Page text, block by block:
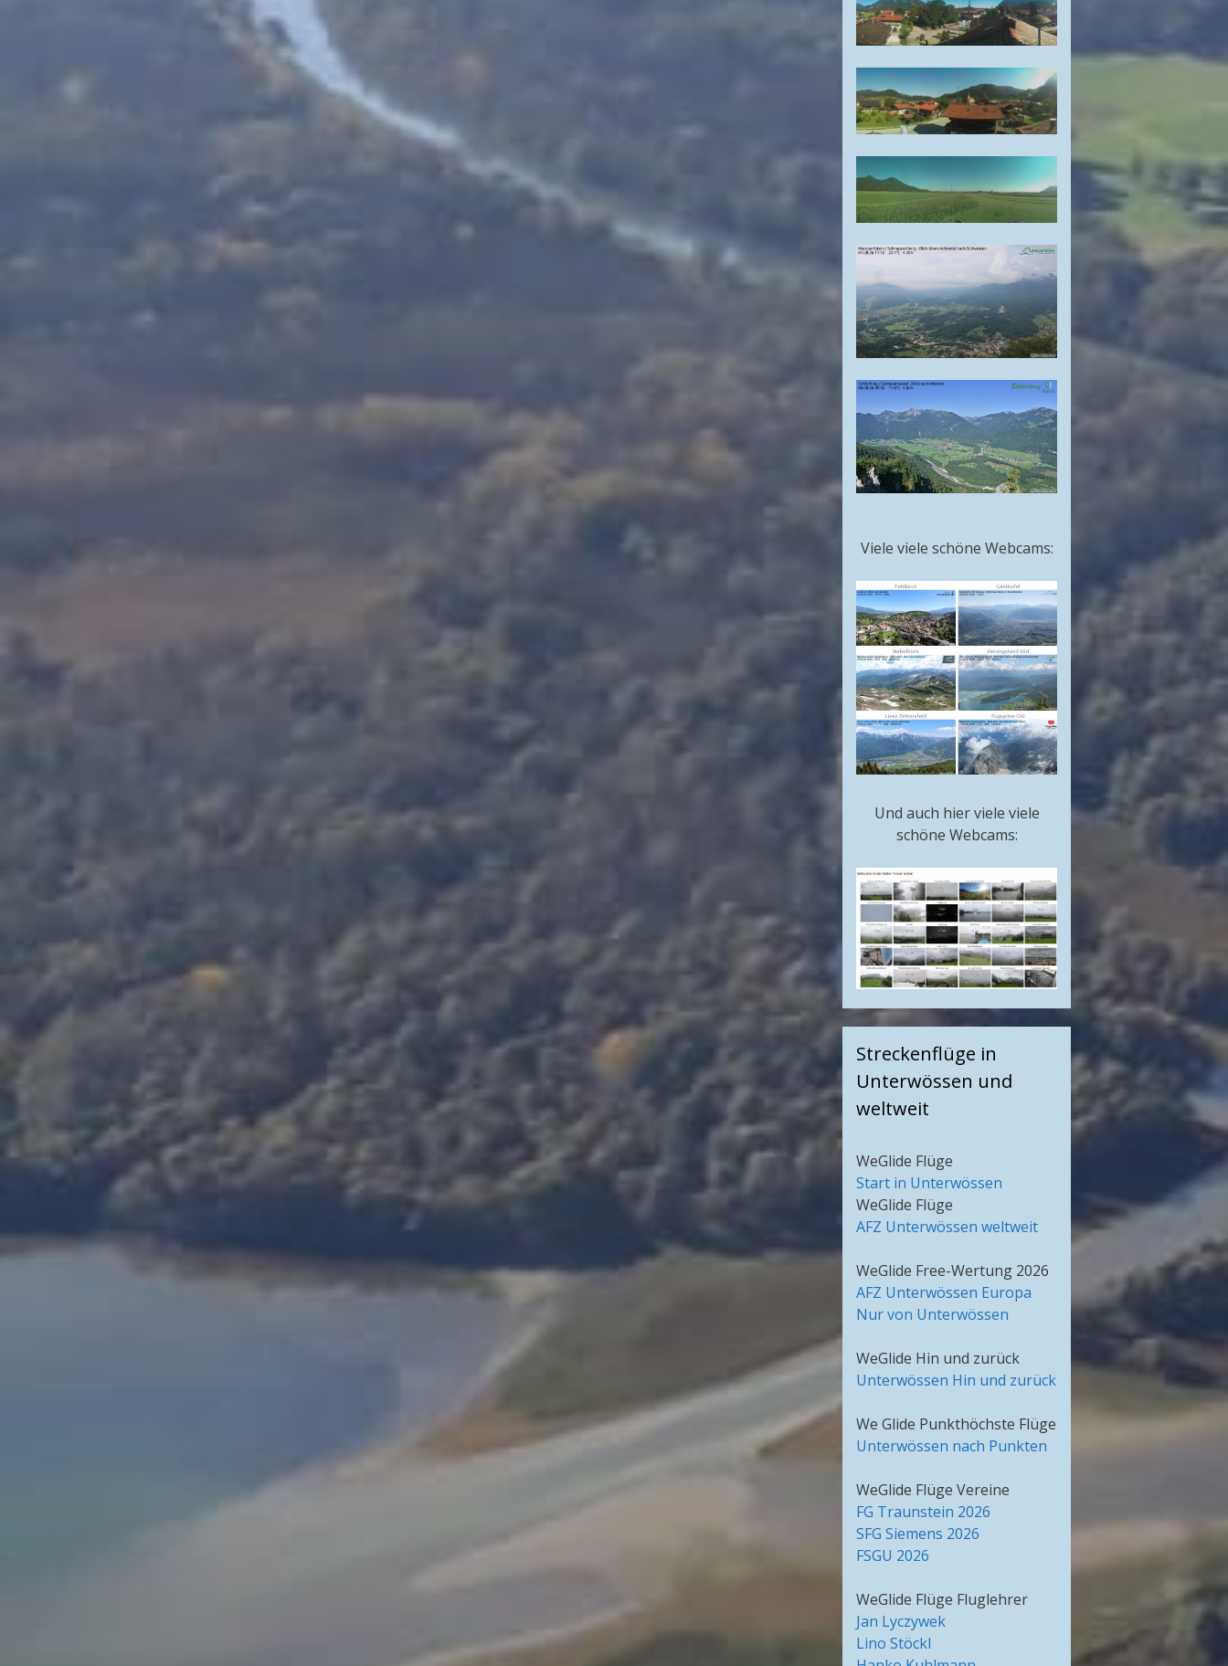
Viele viele schöne Webcams:
Und auch hier viele viele
schöne Webcams:
Streckenflüge in
Unterwössen und
weltweit
WeGlide Flüge
Start in Unterwössen
WeGlide Flüge
AFZ Unterwössen weltweit
WeGlide Free-Wertung 2026
AFZ Unterwössen Europa
Nur von Unterwössen
WeGlide Hin und zurück
Unterwössen Hin und zurück
We Glide Punkthöchste Flüge
Unterwössen nach Punkten
WeGlide Flüge Vereine
FG Traunstein 2026
SFG Siemens 2026
FSGU 2026
WeGlide Flüge Fluglehrer
Jan Lyczywek
Lino Stöckl